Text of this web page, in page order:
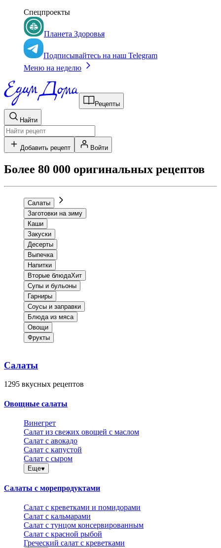
Спецпроекты
Планета Здоровья
Подписывайтесь на наш Telegram
Меню на неделю
Рецепты
Найти
Добавить рецепт Войти
Более 80 000 оригинальных рецептов
Салаты
Заготовки на зиму
Каши
Закуски
Десерты
Выпечка
Напитки
Вторые блюдаХит
Супы и бульоны
Гарниры
Соусы и заправки
Блюда из мяса
Овощи
Фрукты
Салаты
1295 вкусных рецептов
Овощные салаты
Винегрет
Салат из свежих овощей с маслом
Салат с авокадо
Салат с капустой
Салат с сыром
Еще
Салаты с морепродуктами
Салат с креветками и помидорами
Салат с кальмарами
Салат с тунцом консервированным
Салат с красной рыбой
Греческий салат с креветками